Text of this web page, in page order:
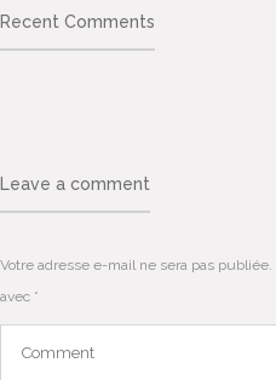
Recent Comments
Leave a comment
Votre adresse e-mail ne sera pas publiée.
avec *